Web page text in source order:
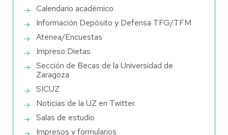
Calendario académico
Información Depósito y Defensa TFG/TFM
Atenea/Encuestas
Impreso Dietas
Sección de Becas de la Universidad de
Zaragoza
SICUZ
Noticias de la UZ en Twitter
Salas de estudio
Impresos y formularios